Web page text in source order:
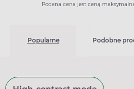
Podana cena jest ceną
Popularne Podobne